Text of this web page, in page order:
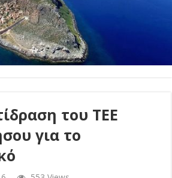
του ΤΕΕ
για το